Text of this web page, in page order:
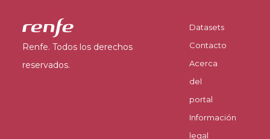
Renfe. Todos los derechos
reservados.
Datasets
Contacto
Acerca
del
portal
Información
legal